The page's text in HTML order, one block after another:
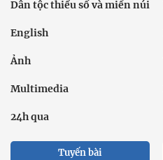
Dân tộc thiểu số và miền núi
English
Ảnh
Multimedia
24h qua
Tuyến bài